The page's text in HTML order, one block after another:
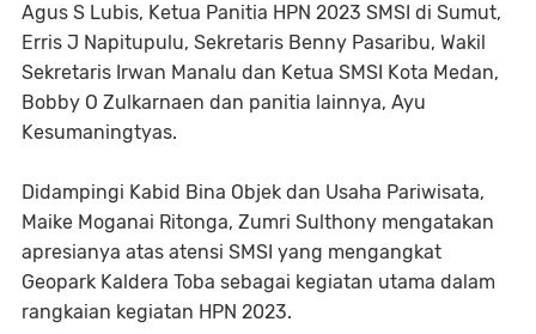
Agus S Lubis, Ketua Panitia HPN 2023 SMSI di Sumut,
Erris J Napitupulu, Sekretaris Benny Pasaribu, Wakil
Sekretaris Irwan Manalu dan Ketua SMSI Kota Medan,
Bobby O Zulkarnaen dan panitia lainnya, Ayu
Kesumaningtyas.
Didampingi Kabid Bina Objek dan Usaha Pariwisata,
Maike Moganai Ritonga, Zumri Sulthony mengatakan
apresianya atas atensi SMSI yang mengangkat
Geopark Kaldera Toba sebagai kegiatan utama dalam
rangkaian kegiatan HPN 2023.